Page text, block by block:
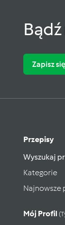
Bądź
Zapisz
Przepisy
Wyszukaj
Kategorie
Najnowsze
Mój Profil